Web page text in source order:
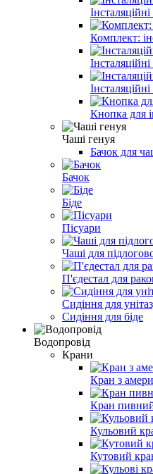
Комплект:
Кнопка для
Чаші генуя
Бачок для
Бачок
Біде
Пісуари
Чаші для
П'єдестал для
Сидіння для
Сидіння для біде
Водопровід
Крани
Кран з
Кран
Кульовий
Кутовий